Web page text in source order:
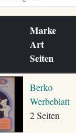
Marke
Art
Seiten
Berko
Werbeblatt
2 Seiten